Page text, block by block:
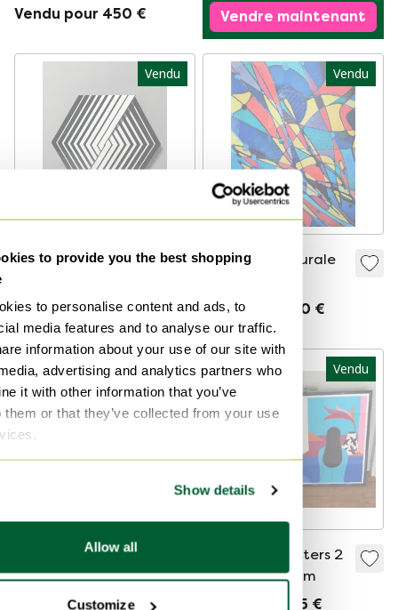
to provide you the best shopping
to personalise content and ads, to
media features and to analyse our traffic.
information about your use of our site with
advertising and analytics partners who
it with other information that you’ve
them or that they’ve collected from your use
Show details
Allow all
Customize
Vendu pour 450 €
Vendre maintenant
Vendu
Incorporation de
Vendu pour 280 €
Vendu
Décoration murale
Vendu pour 80 €
Vendu
Décoration murale
abstraite Studio
Vendu pour 63 €
Vendu
Piet Parra posters 2
pièces 50x70xm
Vendu pour 55 €